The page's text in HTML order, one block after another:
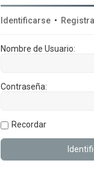
Identificarse •
Nombre de Usuario:
Contraseña:
Recordar